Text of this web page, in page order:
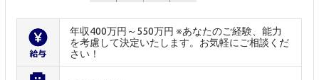
年収400万円～550万円 ※あなたのご経験、能力
を考慮して決定いたします。お気軽にご相談くだ
さい！